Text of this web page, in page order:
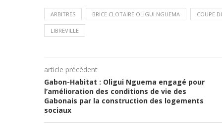
ARBITRES BRICE CLOTAIRE OLIGUI NGUEMA COUPE
LIBREVILLE
article précédent
Gabon-Habitat : Oligui Nguema engagé pour
l’amélioration des conditions de vie des
Gabonais par la construction des logements
sociaux